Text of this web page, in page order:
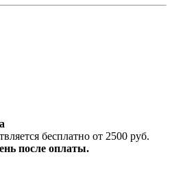
бесплатно от 2500 руб.
после оплаты.